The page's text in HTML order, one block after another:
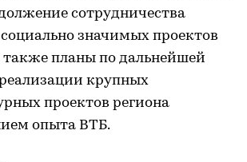
сотрудничества
значимых проектов
также планы по дальнейшей
крупных
проектов региона
опыта ВТБ.